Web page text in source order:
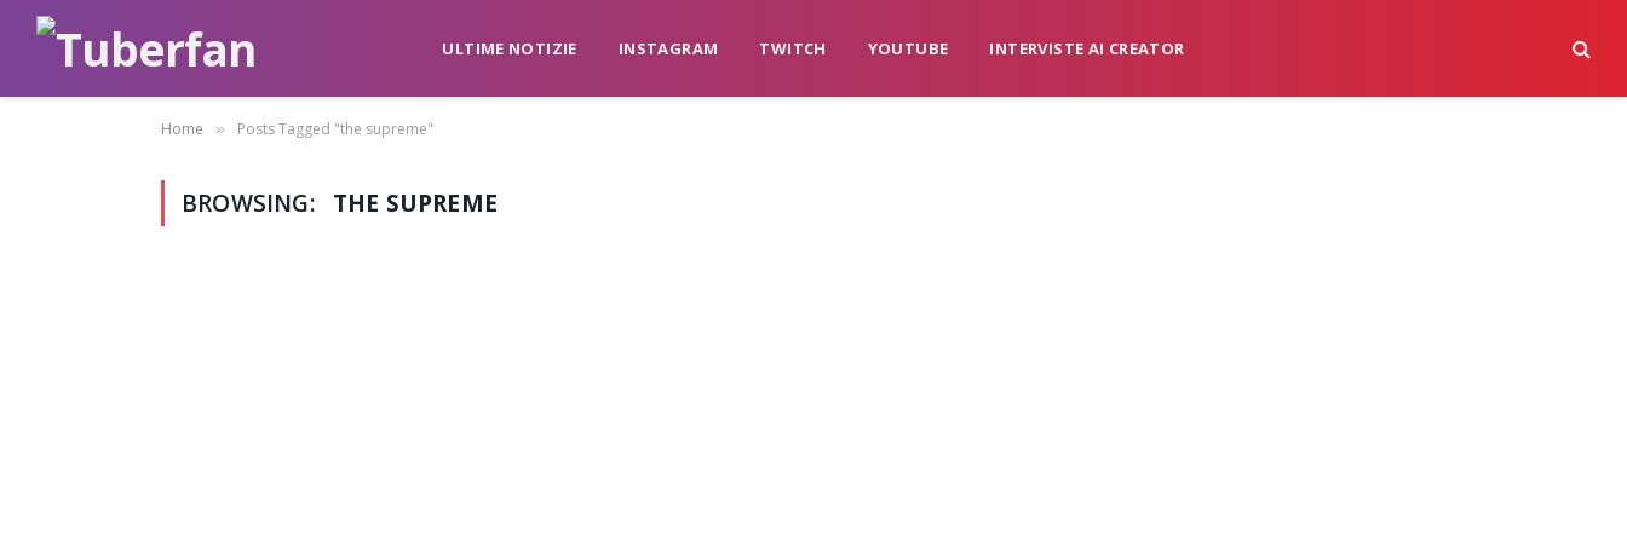
ULTIME NOTIZIE INSTAGRAM TWITCH YOUTUBE INTERVISTE AI CREATOR
Home » Posts Tagged "the supreme"
BROWSING: THE SUPREME